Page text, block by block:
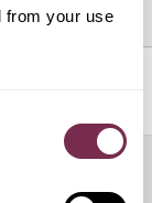
from your use